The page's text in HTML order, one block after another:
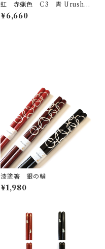
虹 赤蝋色 C3 青 Urushi
-blue- 100g
¥6,660
漆塗箸 銀の輪
¥1,980